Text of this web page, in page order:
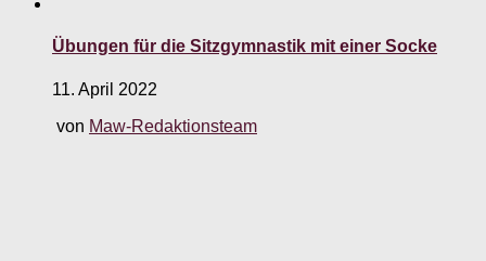
Übungen für die Sitzgymnastik mit einer Socke
11. April 2022
von Maw-Redaktionsteam